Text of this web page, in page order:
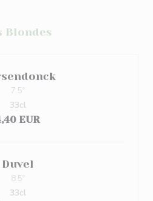
Blondes
7.5º
EUR
33cl
Duvel
8.5º
33cl